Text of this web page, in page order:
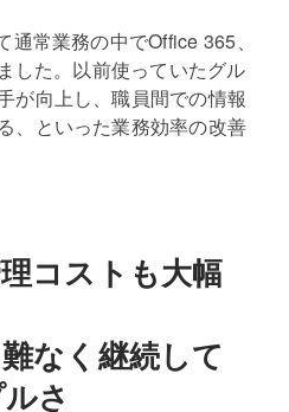
通常業務の中でOffice 365、
した。以前使っていたグル
が向上し、職員間での情報
、といった業務効率の改善
コストも大幅
なく継続して
さ